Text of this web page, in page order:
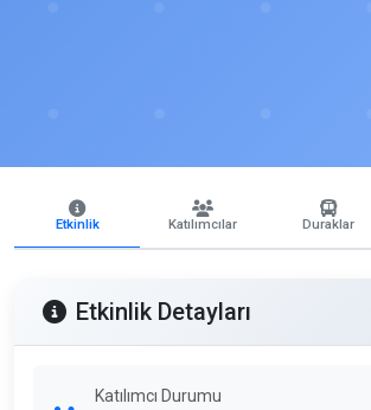
Etkinlik Katılımcılar Duraklar
Etkinlik Detayları
Katılımcı Durumu